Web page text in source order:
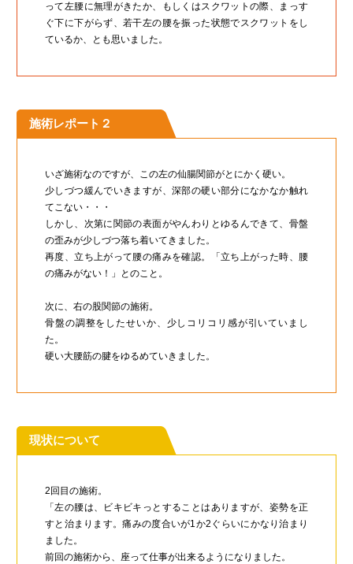
って左腰に無理がきたか、もしくはスクワットの際、まっす
ぐ下に下がらず、若干左の腰を振った状態でスクワットをし
ているか、とも思いました。
施術レポート２
いざ施術なのですが、この左の仙腸関節がとにかく硬い。
少しづつ緩んでいきますが、深部の硬い部分になかなか触れ
てこない・・・
しかし、次第に関節の表面がやんわりとゆるんできて、骨盤
の歪みが少しづつ落ち着いてきました。
再度、立ち上がって腰の痛みを確認。「立ち上がった時、腰
の痛みがない！」とのこと。
次に、右の股関節の施術。
骨盤の調整をしたせいか、少しコリコリ感が引いていまし
た。
硬い大腰筋の腱をゆるめていきました。
現状について
2回目の施術。
「左の腰は、ビキビキっとすることはありますが、姿勢を正
すと治まります。痛みの度合いが1か2ぐらいにかなり治まり
ました。
前回の施術から、座って仕事が出来るようになりました。